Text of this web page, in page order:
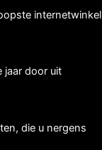
internetwinkel
jaar door uit
die u nergens